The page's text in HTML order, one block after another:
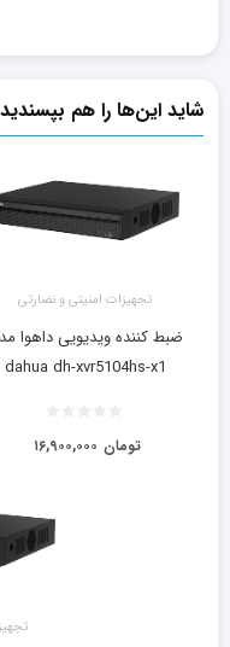
شاید این‌ها را هم
تجهیزات امنیتی و نضارتی
ضبط کننده ویدیویی داهوا
dahua dh-xvr5104hs-x1
۱۶,۹۰۰,۰۰۰ تومان